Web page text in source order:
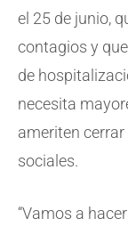
el 25 de junio,
contagios y
de
necesita
ameriten
sociales.
“Vamos a